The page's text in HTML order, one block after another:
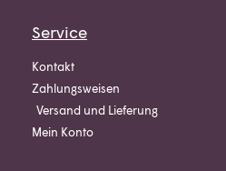
Service
Kontakt
Zahlungsweisen
Versand und Lieferung
Mein Konto